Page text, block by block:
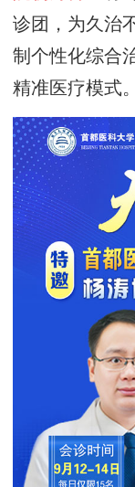
诊团， 为久治
制个性化综合
精准医疗模式。